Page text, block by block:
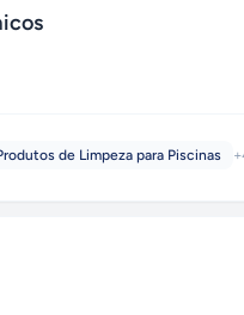
de Limpeza para Piscinas +